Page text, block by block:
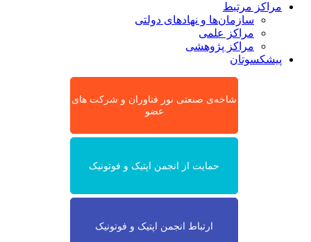
مراکز مرتبط
سازمان‌ها و نهادهای دولتی
مراکز علمی
مراکز پژوهشی
پیشکسوتان
شاخه‌ی صنعتی نور فناوران و شرکت های
عضو
حمایت از انجمن اپتیک و فوتونیک
ارتباط انجمن اپتیک و فوتونیک